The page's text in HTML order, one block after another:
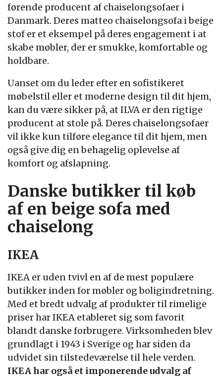
førende producent af chaiselongsofaer i
Danmark. Deres matteo chaiselongsofa i beige
stof er et eksempel på deres engagement i at
skabe møbler, der er smukke, komfortable og
holdbare.
Uanset om du leder efter en sofistikeret
møbelstil eller et moderne design til dit hjem,
kan du være sikker på, at ILVA er den rigtige
producent at stole på. Deres chaiselongsofaer
vil ikke kun tilføre elegance til dit hjem, men
også give dig en behagelig oplevelse af
komfort og afslapning.
Danske butikker til køb
af en beige sofa med
chaiselong
IKEA
IKEA er uden tvivl en af de mest populære
butikker inden for møbler og boligindretning.
Med et bredt udvalg af produkter til rimelige
priser har IKEA etableret sig som favorit
blandt danske forbrugere. Virksomheden blev
grundlagt i 1943 i Sverige og har siden da
udvidet sin tilstedeværelse til hele verden.
IKEA har også et imponerende udvalg af